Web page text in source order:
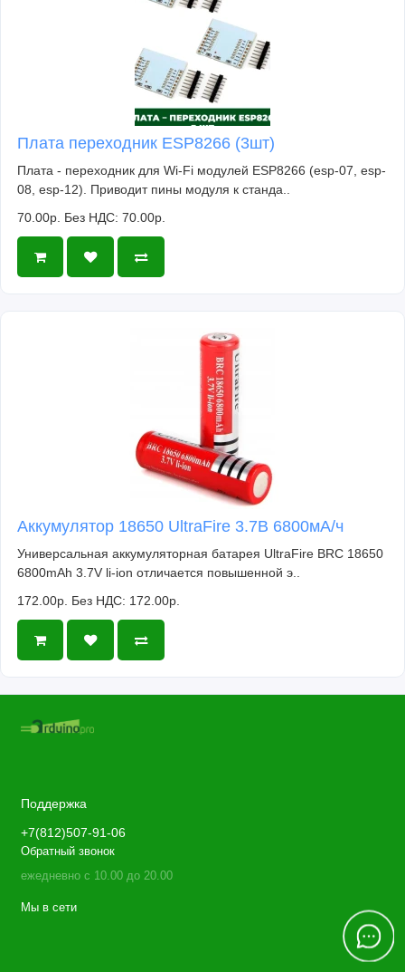
Плата переходник ESP8266 (3шт)
Плата - переходник для Wi-Fi модулей ESP8266 (esp-07, esp-
08, esp-12). Приводит пины модуля к станда..
70.00р. Без НДС: 70.00р.
Аккумулятор 18650 UltraFire 3.7В 6800мА/ч
Универсальная аккумуляторная батарея UltraFire BRC 18650
6800mAh 3.7V li-ion отличается повышенной э..
172.00р. Без НДС: 172.00р.
Поддержка
+7(812)507-91-06
Обратный звонок
ежедневно с 10.00 до 20.00
Мы в сети